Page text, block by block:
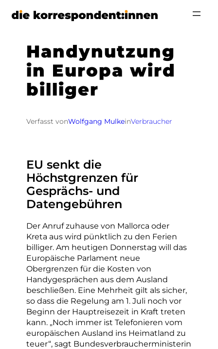
Zum
Handynutzung
in Europa wird
billiger
Verfasst vonWolfgang MulkeinVerbraucher
EU senkt die
Höchstgrenzen für
Gesprächs- und
Datengebühren
Der Anruf zuhause von Mallorca oder
Kreta aus wird pünktlich zu den Ferien
billiger. Am heutigen Donnerstag will das
Europäische Parlament neue
Obergrenzen für die Kosten von
Handygesprächen aus dem Ausland
beschließen. Eine Mehrheit gilt als sicher,
so dass die Regelung am 1. Juli noch vor
Beginn der Hauptreisezeit in Kraft treten
kann. „Noch immer ist Telefonieren vom
europäischen Ausland ins Heimatland zu
teuer“, sagt Bundesverbraucherministerin